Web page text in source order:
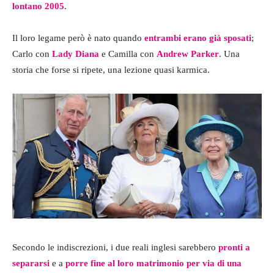
lontano 2005.
Il loro legame però è nato quando entrambi erano già sposati;
Carlo con Lady Diana e Camilla con Andrew Parker. Una
storia che forse si ripete, una lezione quasi karmica.
Secondo le indiscrezioni, i due reali inglesi sarebbero pronti a
separarsi e a porre fine al loro matrimonio per via di una